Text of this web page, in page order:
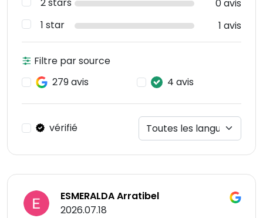
0 avis
1 star
1 avis
Filtre par source
279 avis
4 avis
vérifié
ESMERALDA Arratibel
2026.07.18